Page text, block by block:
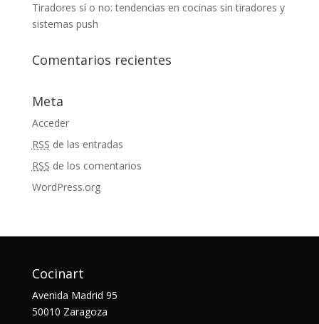
Tiradores sí o no: tendencias en cocinas sin tiradores y
sistemas push
Comentarios recientes
Meta
Acceder
RSS de las entradas
RSS de los comentarios
WordPress.org
Cocinart
Avenida Madrid 95
50010 Zaragoza